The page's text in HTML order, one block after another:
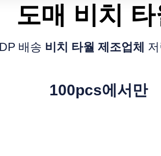
도매 비치 타
배송 비치 타월 제조업체
100pcs에서만